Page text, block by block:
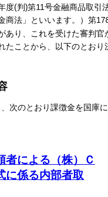
者による（株）Ｃ
に係る内部者取